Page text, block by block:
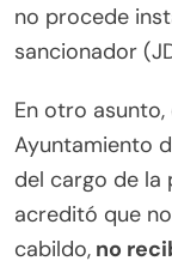
no procede
sancionador
En otro asunto,
Ayuntamiento
del cargo de la
acreditó que
cabildo, no